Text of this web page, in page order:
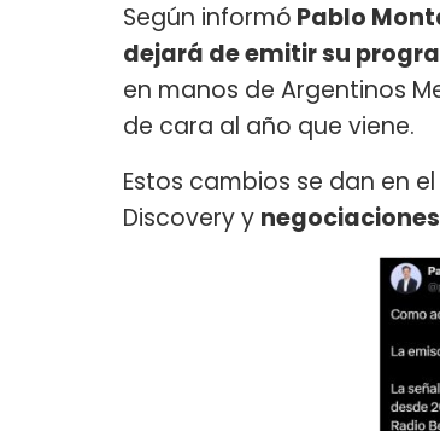
Según informó Pablo
dejará de emitir su
en manos de Argentinos
de cara al año que viene.
Estos cambios se dan en
Discovery y